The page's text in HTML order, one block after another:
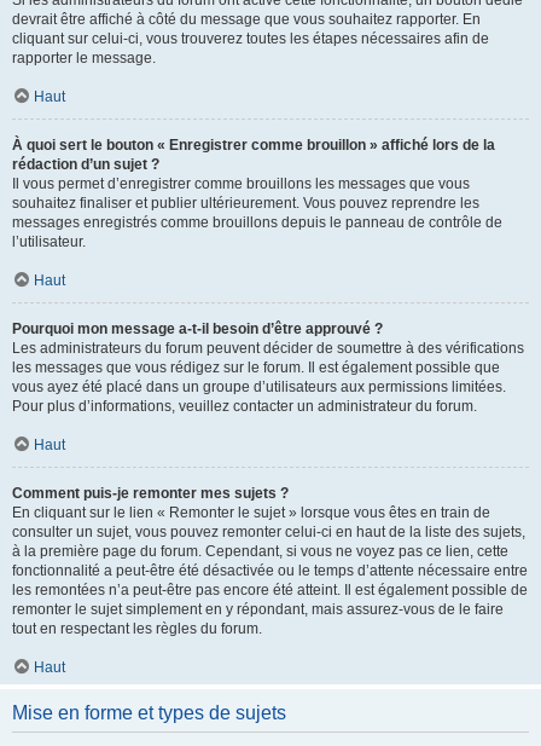
devrait être affiché à côté du message que vous souhaitez rapporter. En
cliquant sur celui-ci, vous trouverez toutes les étapes nécessaires afin de
rapporter le message.
Haut
À quoi sert le bouton « Enregistrer comme brouillon » affiché lors de la
rédaction d’un sujet ?
Il vous permet d’enregistrer comme brouillons les messages que vous
souhaitez finaliser et publier ultérieurement. Vous pouvez reprendre les
messages enregistrés comme brouillons depuis le panneau de contrôle de
l’utilisateur.
Haut
Pourquoi mon message a-t-il besoin d’être approuvé ?
Les administrateurs du forum peuvent décider de soumettre à des vérifications
les messages que vous rédigez sur le forum. Il est également possible que
vous ayez été placé dans un groupe d’utilisateurs aux permissions limitées.
Pour plus d’informations, veuillez contacter un administrateur du forum.
Haut
Comment puis-je remonter mes sujets ?
En cliquant sur le lien « Remonter le sujet » lorsque vous êtes en train de
consulter un sujet, vous pouvez remonter celui-ci en haut de la liste des sujets,
à la première page du forum. Cependant, si vous ne voyez pas ce lien, cette
fonctionnalité a peut-être été désactivée ou le temps d’attente nécessaire entre
les remontées n’a peut-être pas encore été atteint. Il est également possible de
remonter le sujet simplement en y répondant, mais assurez-vous de le faire
tout en respectant les règles du forum.
Haut
Mise en forme et types de sujets